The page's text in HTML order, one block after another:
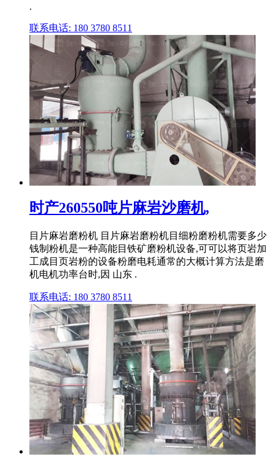
.
联系电话: 180 3780 8511
时产260550吨片麻岩沙磨机,
目片麻岩磨粉机 目片麻岩磨粉机目细粉磨粉机需要多少
钱制粉机是一种高能目铁矿磨粉机设备,可可以将页岩加
工成目页岩粉的设备粉磨电耗通常的大概计算方法是磨
机电机功率台时,因 山东 .
联系电话: 180 3780 8511